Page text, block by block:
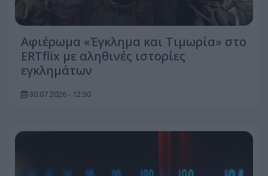
Αφιέρωμα «Έγκλημα και Τιμωρία» στο
ERTflix με αληθινές ιστορίες
εγκλημάτων
30.07.2026 - 12:30